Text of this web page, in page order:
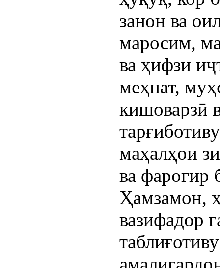
занон ва
маросим,
ва ҳифзи
меҳнат,
кишоварзӣ
маҳалҳои
ва фарогир
Ҳамзамон,
вазифадор